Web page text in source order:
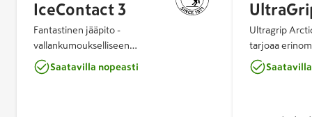
IceContact 3
Fantastinen jääpito -
vallankumoukselliseen
talviajokokemukseen IceContact™ 3:n
ainutlaatuinen nastakonsepti tuo uuden
Saatavilla nopeasti
Ultragrip
tarjoaa
Arctic Eagle